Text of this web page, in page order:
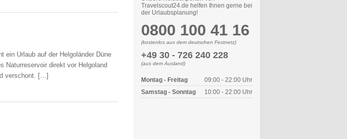
ein Urlaub auf der Helgoländer Düne
Naturreservoir direkt vor Helgoland
verschont. […]
Travelscout24.de helfen Ihnen gerne bei
der Urlaubsplanung!
0800 100 41 16
(kostenlos aus dem deutschen Festnetz)
+49 30 - 726 240 228
(aus dem Ausland)
Montag - Freitag
09:00 - 22:00 Uhr
Samstag - Sonntag
10:00 - 22:00 Uhr